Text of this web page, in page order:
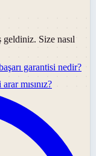
Size nasıl
garantisi nedir?
mısınız?